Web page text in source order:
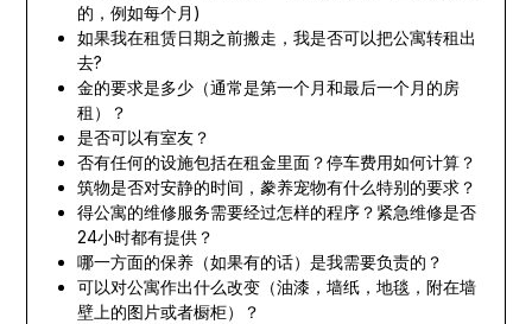
的，例如每个月)
如果我在租赁日期之前搬走，我是否可以把公寓转租出
去?
金的要求是多少（通常是第一个月和最后一个月的房
租）？
是否可以有室友？
否有任何的设施包括在租金里面？停车费用如何计算？
筑物是否对安静的时间，豢养宠物有什么特别的要求？
得公寓的维修服务需要经过怎样的程序？紧急维修是否
24小时都有提供？
哪一方面的保养（如果有的话）是我需要负责的？
可以对公寓作出什么改变（油漆，墙纸，地毯，附在墙
壁上的图片或者橱柜）？